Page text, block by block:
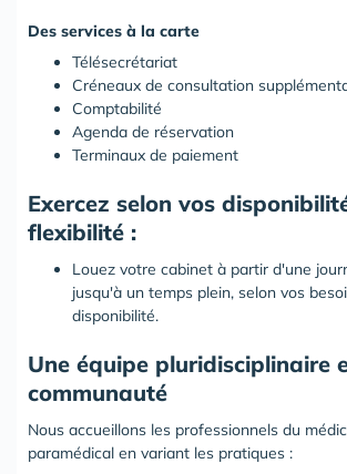
Des services à la carte
Télésecrétariat
Créneaux de consultation
Comptabilité
Agenda de réservation
Terminaux de paiement
Exercez selon vos
flexibilité :
Louez votre cabinet à partir d'une
jusqu'à un temps plein, selon vos
disponibilité.
Une équipe pluridisciplinaire
communauté
Nous accueillons les professionnels du
paramédical en variant les pratiques :